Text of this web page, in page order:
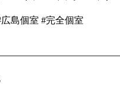
島個室 #完全個室